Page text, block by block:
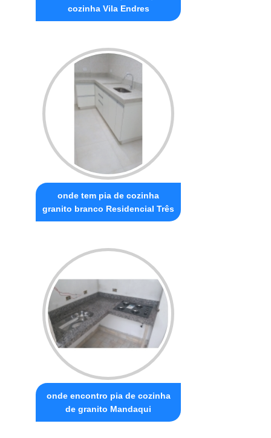
cozinha Vila Endres
onde tem pia de cozinha
granito branco Residencial Três
onde encontro pia de cozinha
de granito Mandaqui